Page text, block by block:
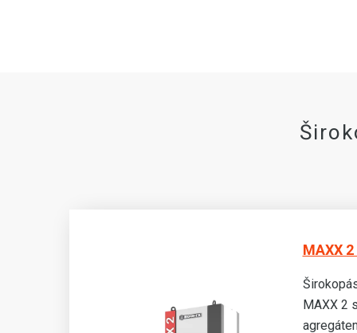
MAXX 2
MAXX 2